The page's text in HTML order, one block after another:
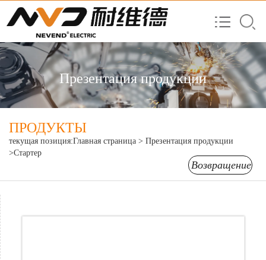
Презентация продукции
ПРОДУКТЫ
текущая позиция:Главная страница > Презентация продукции
>Стартер
Возвращение